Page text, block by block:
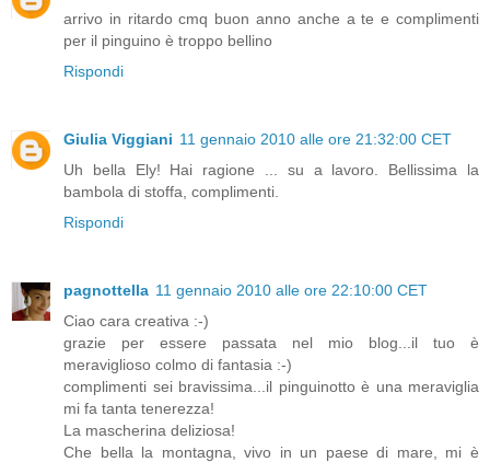
arrivo in ritardo cmq buon anno anche a te e complimenti
per il pinguino è troppo bellino
Rispondi
Giulia Viggiani 11 gennaio 2010 alle ore 21:32:00 CET
Uh bella Ely! Hai ragione ... su a lavoro. Bellissima la
bambola di stoffa, complimenti.
Rispondi
pagnottella 11 gennaio 2010 alle ore 22:10:00 CET
Ciao cara creativa :-)
grazie per essere passata nel mio blog...il tuo è
meraviglioso colmo di fantasia :-)
complimenti sei bravissima...il pinguinotto è una meraviglia
mi fa tanta tenerezza!
La mascherina deliziosa!
Che bella la montagna, vivo in un paese di mare, mi è